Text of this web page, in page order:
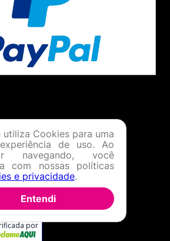
utiliza Cookies para uma
de uso. Ao
navegando, você
com nossas políticas
e privacidade.
Entendi